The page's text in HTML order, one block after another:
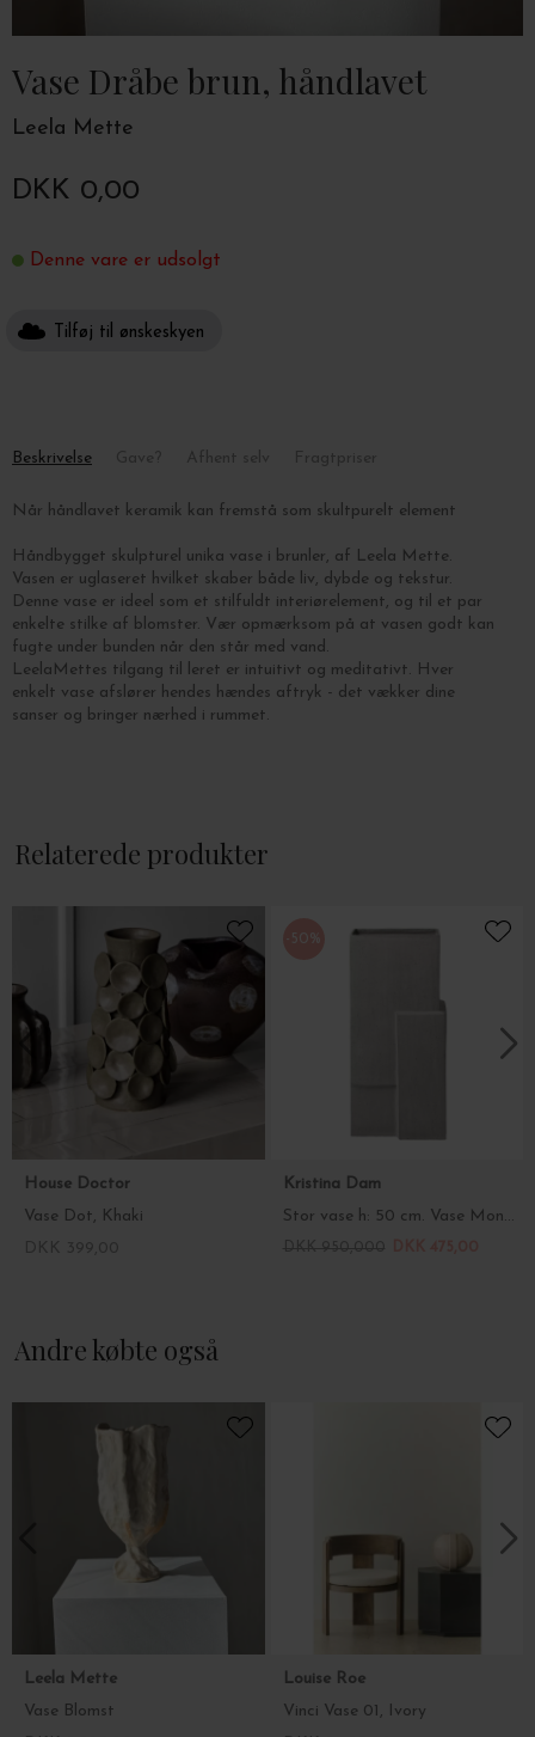
Vase Dråbe brun, håndlavet
Leela Mette
DKK 0,00
Denne vare er udsolgt
Tilføj til ønskeskyen
Beskrivelse
Når håndlavet keramik kan fremstå som skultpurelt element
Håndbygget skulpturel unika vase i brunler, af Leela Mette.
Vasen er uglaseret hvilket skaber både liv, dybde og tekstur.
Denne vase er ideel som et stilfuldt interiørelement, og til et par
enkelte stilke af blomster. Vær opmærksom på at vasen godt kan
fugte under bunden når den står med vand.
LeelaMettes tilgang til leret er intuitivt og meditativt. Hver
enkelt vase afslører hendes hændes aftryk - det vækker dine
sanser og bringer nærhed i rummet.
Relaterede produkter
House Doctor
Vase Dot, Khaki
-50%
Kristina Dam
Stor vase h: 50 cm. Vase Monolith Large - Hent selv
Andre købte også
Leela Mette
Vase Blomst
Louise Roe
Vinci Vase 01, Ivory